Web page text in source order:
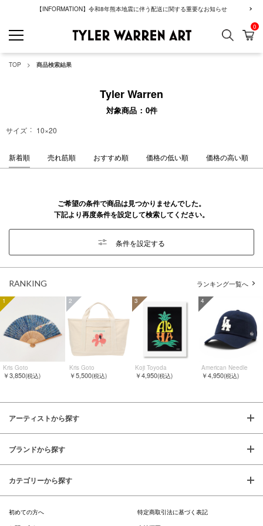
【INFORMATION】令和8年熊本地震に伴う配送に関する重要なお知らせ
GREENROOM
検索 カ
0
TOP 商品検索結果
Tyler Warren
対象商品 0件
サイズ 10×20
新着順 売れ筋順 おすすめ順 価格の低い順 価格の高い順
ご希望の条件で商品は見つかりませんでした。
下記より再度条件を設定して検索してください。
条件を設定する
RANKING ランキング一覧へ
1
Kris Goto
￥3,850(税込)
2
Kris Goto
￥5,500(税込)
3
Koji Toyoda
￥4,950(税込)
4
American Needle
￥4,950(税込)
アーティストから探す
ブランドから探す
カテゴリーから探す
初めての方へ
特定商取引法に基づく表記